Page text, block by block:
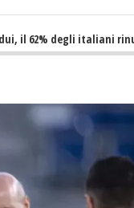
italiani rinuncia a